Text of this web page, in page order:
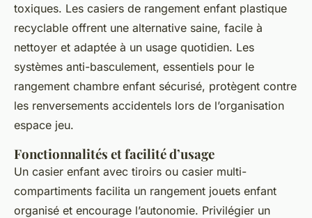
toxiques. Les casiers de rangement enfant plastique
recyclable offrent une alternative saine, facile à
nettoyer et adaptée à un usage quotidien. Les
systèmes anti-basculement, essentiels pour le
rangement chambre enfant sécurisé, protègent contre
les renversements accidentels lors de l’organisation
espace jeu.
Fonctionnalités et facilité d’usage
Un casier enfant avec tiroirs ou casier multi-
compartiments facilita un rangement jouets enfant
organisé et encourage l’autonomie. Privilégier un